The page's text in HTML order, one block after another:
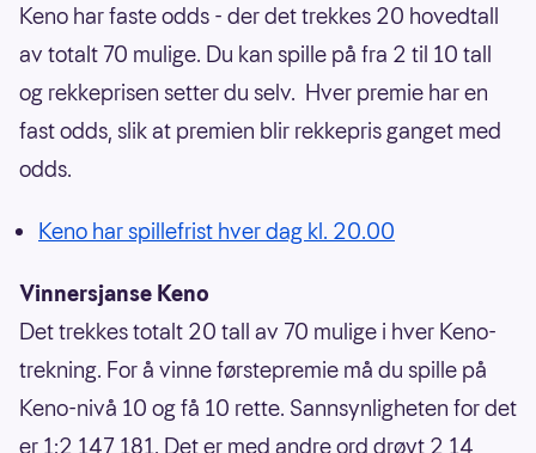
Keno har faste odds - der det trekkes 20 hovedtall
av totalt 70 mulige. Du kan spille på fra 2 til 10 tall
og rekkeprisen setter du selv. Hver premie har en
fast odds, slik at premien blir rekkepris ganget med
odds.
Keno har spillefrist hver dag kl. 20.00
Vinnersjanse Keno
Det trekkes totalt 20 tall av 70 mulige i hver Keno-
trekning. For å vinne førstepremie må du spille på
Keno-nivå 10 og få 10 rette. Sannsynligheten for det
er 1:2 147 181. Det er med andre ord drøyt 2,14